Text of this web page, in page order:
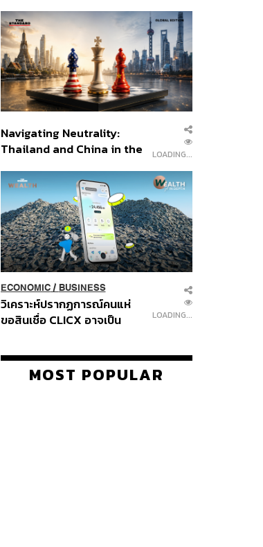
ส่วนยุทธศาสตร์ไทย –
อินโดนีเซีย
Navigating Neutrality:
Thailand and China in the
Order
LOADING...
ECONOMIC/ BUSINESS
วิเคราะห์ปรากฏการณ์คนแห่
ขอสินเชื่อ CLICX อาจเป็น
ปัญหาหนี้ครัวเรือนไทยที่ถูกซุก
LOADING...
MOST POPULAR